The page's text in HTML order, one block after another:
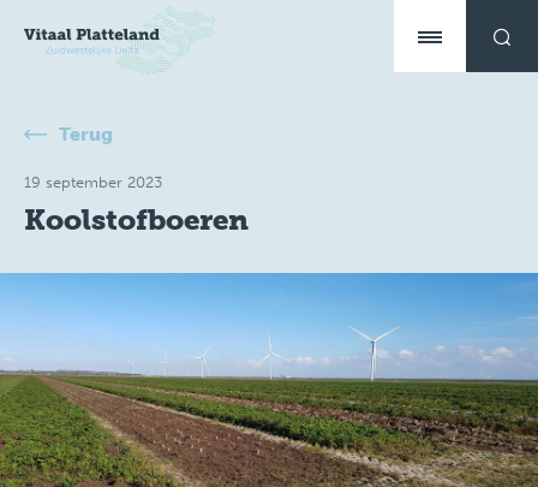
Terug
19 september 2023
Koolstofboeren